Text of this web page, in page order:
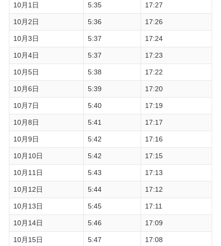
10月1日 5:35 17:27
10月2日 5:36 17:26
10月3日 5:37 17:24
10月4日 5:37 17:23
10月5日 5:38 17:22
10月6日 5:39 17:20
10月7日 5:40 17:19
10月8日 5:41 17:17
10月9日 5:42 17:16
10月10日 5:42 17:15
10月11日 5:43 17:13
10月12日 5:44 17:12
10月13日 5:45 17:11
10月14日 5:46 17:09
10月15日 5:47 17:08